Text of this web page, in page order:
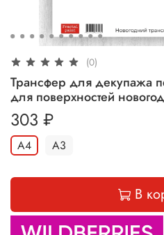
(0)
Трансфер для декупажа
для поверхностей
303 ₽
А4 А3
В